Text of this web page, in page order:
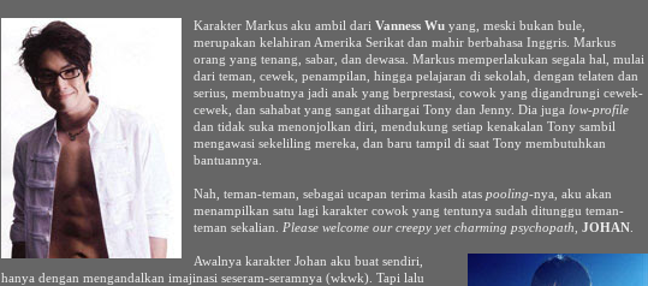
Karakter Markus aku ambil dari Vanness Wu yang, meski bukan bule,
merupakan kelahiran Amerika Serikat dan mahir berbahasa Inggris. Markus
orang yang tenang, sabar, dan dewasa. Markus memperlakukan segala hal, mulai
dari teman, cewek, penampilan, hingga pelajaran di sekolah, dengan telaten dan
serius, membuatnya jadi anak yang berprestasi, cowok yang digandrungi cewek-
cewek, dan sahabat yang sangat dihargai Tony dan Jenny. Dia juga low-profile
dan tidak suka menonjolkan diri, mendukung setiap kenakalan Tony sambil
mengawasi sekeliling mereka, dan baru tampil di saat Tony membutuhkan
bantuannya.
Nah, teman-teman, sebagai ucapan terima kasih atas pooling-nya, aku akan
menampilkan satu lagi karakter cowok yang tentunya sudah ditunggu teman-
teman sekalian. Please welcome our creepy yet charming psychopath JOHAN
Awalnya karakter Johan aku buat sendiri,
hanya dengan mengandalkan imajinasi seseram-seramnya (wkwk). Tapi lalu